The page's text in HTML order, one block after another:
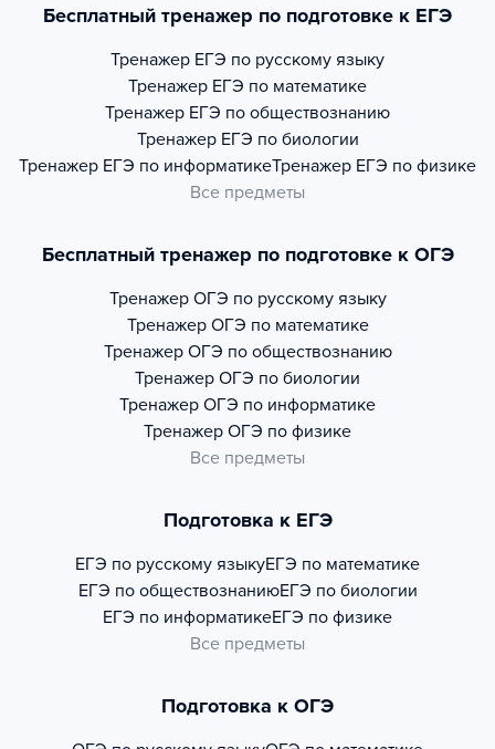
Бесплатный тренажер по подготовке к ЕГЭ
Тренажер ЕГЭ по русскому языку
Тренажер ЕГЭ по математике
Тренажер ЕГЭ по обществознанию
Тренажер ЕГЭ по биологии
Тренажер ЕГЭ по информатикеТренажер ЕГЭ по физике
Все предметы
Бесплатный тренажер по подготовке к ОГЭ
Тренажер ОГЭ по русскому языку
Тренажер ОГЭ по математике
Тренажер ОГЭ по обществознанию
Тренажер ОГЭ по биологии
Тренажер ОГЭ по информатике
Тренажер ОГЭ по физике
Все предметы
Подготовка к ЕГЭ
ЕГЭ по русскому языкуЕГЭ по математике
ЕГЭ по обществознаниюЕГЭ по биологии
ЕГЭ по информатикеЕГЭ по физике
Все предметы
Подготовка к ОГЭ